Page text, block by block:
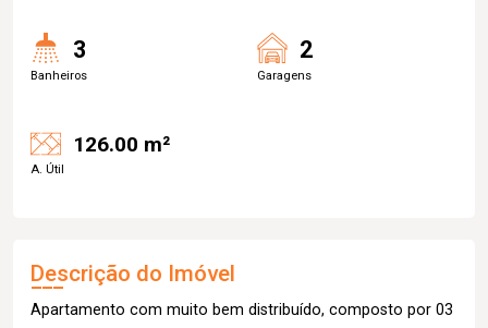
3
Banheiros
2
Garagens
126.00 m²
A. Útil
Descrição do Imóvel
Apartamento com muito bem distribuído, composto por 03